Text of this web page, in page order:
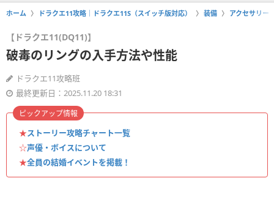
ホーム ドラクエ11攻略｜ドラクエ11S（スイッチ版対応） 装備 アクセサリー
【ドラクエ11(DQ11)】
破毒のリングの入手方法や性能
ドラクエ11攻略班
最終更新日：2025.11.20 18:31
★ストーリー攻略チャート一覧
☆声優・ボイスについて
★全員の結婚イベントを掲載！
ピックアップ情報